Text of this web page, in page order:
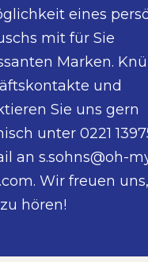
eines
mit für Sie
Marken.
und
Sie uns gern
unter 0221
an s.sohns@oh-
Wir freuen
hören!